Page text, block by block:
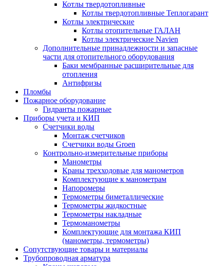
Котлы твердотопливные
Котлы твердотопливные Теплогарант
Котлы электрические
Котлы отопительные ГАЛАН
Котлы электрические Navien
Дополнительные принадлежности и запасные
части для отопительного оборудования
Баки мембранные расширительные для
отопления
Антифризы
Пломбы
Пожарное оборудование
Гидранты пожарные
Приборы учета и КИП
Счетчики воды
Монтаж счетчиков
Счетчики воды Groen
Контрольно-измерительные приборы
Манометры
Краны трехходовые для манометров
Комплектующие к манометрам
Напоромеры
Термометры биметаллические
Термометры жидкостные
Термометры накладные
Термоманометры
Комплектующие для монтажа КИП
(манометры, термометры)
Сопутствующие товары и материалы
Трубопроводная арматура